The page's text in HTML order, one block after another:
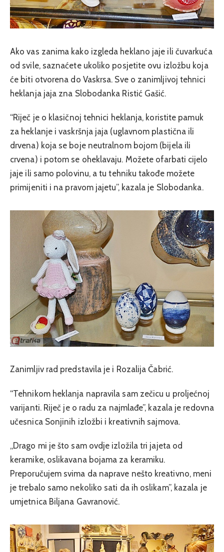
Ako vas zanima kako izgleda heklano jaje ili čuvarkuća
od svile, saznaćete ukoliko posjetite ovu izložbu koja
će biti otvorena do Vaskrsa. Sve o zanimljivoj tehnici
heklanja jaja zna Slobodanka Ristić Gašić.
“Riječ je o klasičnoj tehnici heklanja, koristite pamuk
za heklanje i vaskršnja jaja (uglavnom plastična ili
drvena) koja se boje neutralnom bojom (bijela ili
crvena) i potom se oheklavaju. Možete ofarbati cijelo
jaje ili samo polovinu, a tu tehniku takođe možete
primijeniti i na pravom jajetu”, kazala je Slobodanka.
Zanimljiv rad predstavila je i Rozalija Čabrić.
“Tehnikom heklanja napravila sam zečicu u proljećnoj
varijanti. Riječ je o radu za najmlađe”, kazala je redovna
učesnica Sonjinih izložbi i kreativnih sajmova.
„Drago mi je što sam ovdje izložila tri jajeta od
keramike, oslikavana bojama za keramiku.
Preporučujem svima da naprave nešto kreativno, meni
je trebalo samo nekoliko sati da ih oslikam”, kazala je
umjetnica Biljana Gavranović.